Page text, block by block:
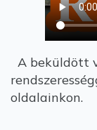
A beküldött
oldalainkon.